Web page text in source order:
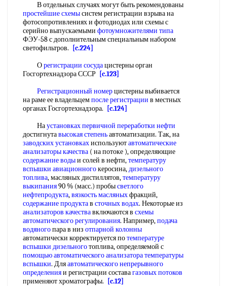
В отдельных случаях могут быть рекомендованы
простейшие схемысистем регистрации взрыва на
фотосопротивлениях и фотодиодах или схемы с
серийно выпускаемыми фотоумножителями типа
ФЭУ-58 с дополнительным специальным набором
светофильтров.
[c.224]
Орегистрации сосудацистерны орган
Госгортехнадзора СССР [c.123]
Регистрационный номерцистерны выбивается
на раме ее владельцемпосле регистрации в местных
органах Госгортехнадзора.
[c.124]
Наустановках первичной переработки нефти
достигнутавысокая степеньавтоматизации. Так, на
заводских установкахиспользуютавтоматические
анализаторы качества ( на потоке ), определяющие
содержание водыи солей в нефти,температуру
вспышки авиационногокеросина,дизельного
топлива, масляных дистиллятов,температуру
выкипания90 % (масс.) пробысветлого
нефтепродукта,вязкость масляныхфракций,
содержание продуктав сточных водах. Некоторые из
анализаторов качествавключаются в схемы
автоматического регулирования. Например,подача
водяногопара в низ отпарной колонны
автоматически корректируется потемпературе
вспышки дизельноготоплива, определяемой с
помощью автоматическогоанализатора температуры
вспышки. Дляавтоматического непрерывного
определенияи регистрации составагазовых потоков
применяют хроматографы.
[c.12]